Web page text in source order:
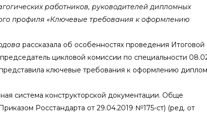
работников, руководителей дипломных
профиля «Ключевые требования к оформлению
рассказала об особенностях проведения Итоговой
цикловой комиссии по специальности
ключевые требования к оформлению
система конструкторской документации. Обще
Росстандарта от 29.04.2019 №175-ст) (ред. от